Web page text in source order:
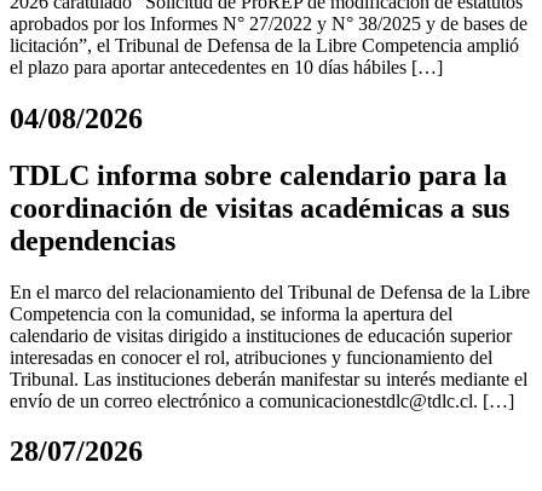
aprobados por los Informes N° 27/2022 y N° 38/2025 y de bases de
licitación”, el Tribunal de Defensa de la Libre Competencia amplió
el plazo para aportar antecedentes en 10 días hábiles […]
04/08/2026
TDLC informa sobre calendario para la
coordinación de visitas académicas a sus
dependencias
En el marco del relacionamiento del Tribunal de Defensa de la Libre
Competencia con la comunidad, se informa la apertura del
calendario de visitas dirigido a instituciones de educación superior
interesadas en conocer el rol, atribuciones y funcionamiento del
Tribunal. Las instituciones deberán manifestar su interés mediante el
envío de un correo electrónico a comunicacionestdlc@tdlc.cl. […]
28/07/2026